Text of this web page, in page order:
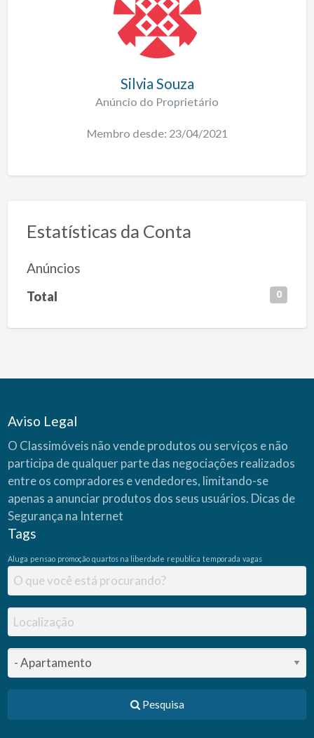
Silvia Souza
Anúncio do Proprietário
Membro desde: 23/04/2021
Estatísticas da Conta
Anúncios
Total 0
Aviso Legal
O Classimóveis não vende produtos ou serviços e não
participa de qualquer parte das negociações realizados
entre os compradores e vendedores, limitando-se
apenas a anunciar produtos dos seus usuários. Dicas de
Segurança na Internet
Tags
Aluga pensao promoção quartos na liberdade republica temporada vagas
Pesquisa